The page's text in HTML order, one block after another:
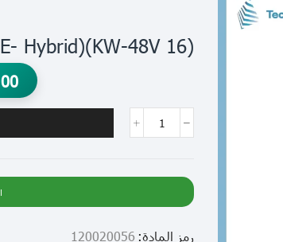
(16 KW-48V)(DEYE- Hybrid)انفيرتر
رمز المادة: 120020056